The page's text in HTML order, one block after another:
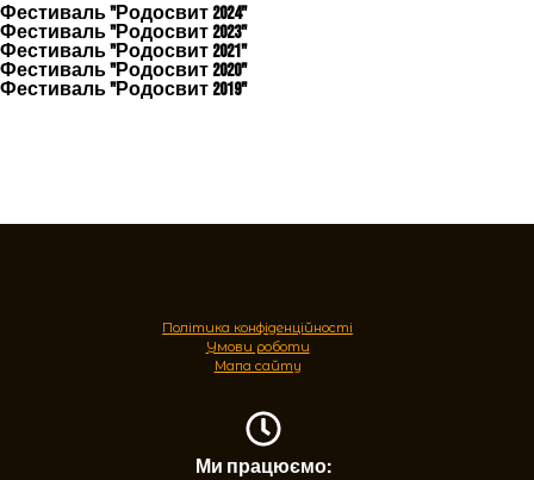
Фестиваль "Родосвит 2024"
Фестиваль "Родосвит 2023"
Фестиваль "Родосвит 2021"
Фестиваль "Родосвит 2020"
Фестиваль "Родосвит 2019"
Політика конфіденційності
Умови роботи
Мапа сайту
Ми працюємо: